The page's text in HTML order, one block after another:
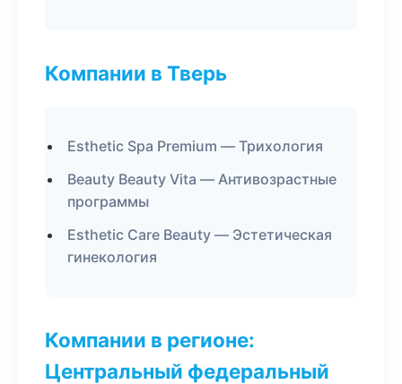
Компании в Тверь
Esthetic Spa Premium — Трихология
Beauty Beauty Vita — Антивозрастные
программы
Esthetic Care Beauty — Эстетическая
гинекология
Компании в регионе:
Центральный федеральный